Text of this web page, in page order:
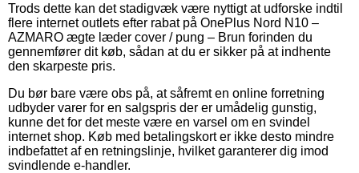
Trods dette kan det stadigvæk være nyttigt at udforske indtil
flere internet outlets efter rabat på OnePlus Nord N10 –
AZMARO ægte læder cover / pung – Brun forinden du
gennemfører dit køb, sådan at du er sikker på at indhente
den skarpeste pris.
Du bør bare være obs på, at såfremt en online forretning
udbyder varer for en salgspris der er umådelig gunstig,
kunne det for det meste være en varsel om en svindel
internet shop. Køb med betalingskort er ikke desto mindre
indbefattet af en retningslinje, hvilket garanterer dig imod
svindlende e-handler.